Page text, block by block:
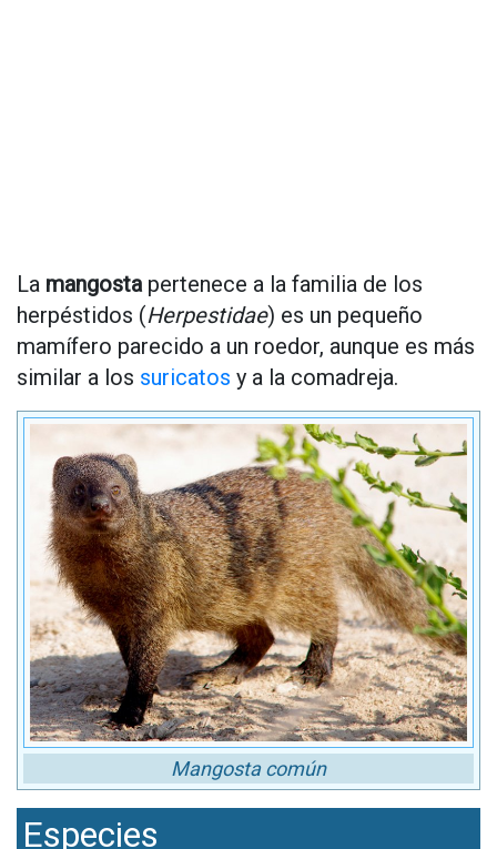
La mangostapertenece a la familia de los
herpéstidos (Herpestidae) es un pequeño
mamífero parecido a un roedor, aunque es más
similar a los suricatos y a la comadreja.
Mangosta común
Especies